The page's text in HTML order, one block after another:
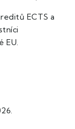
ECTS a
EU.